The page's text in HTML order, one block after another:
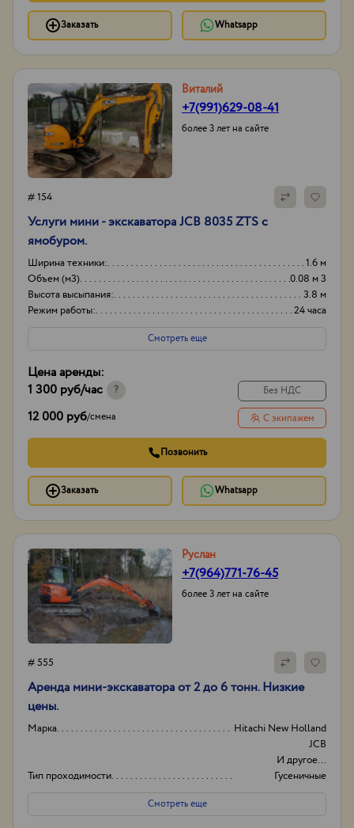
Заказать Whatsapp
Виталий
+7(991)629-08-41
более 3 лет на сайте
# 154
Услуги мини - экскаватора JCB 8035 ZTS с
ямобуром.
Ширина техники:
1.6 м
Объем (м3)
0.08 м 3
Высота высыпания:
3.8 м
Режим работы:
24 часа
Смотреть еще
Цена аренды:
1 300 руб/час ?
12 000 руб/смена
Без НДС
С экипажем
Позвонить
Заказать Whatsapp
Руслан
+7(964)771-76-45
более 3 лет на сайте
# 555
Аренда мини-экскаватора от 2 до 6 тонн. Низкие
цены.
Марка
Hitachi New Holland
JCB
И другое...
Тип проходимости
Гусеничные
Колесные
Смотреть еще